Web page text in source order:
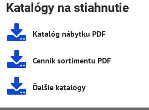
Katalógy na stiahnutie
Katalóg nábytku PDF
Cenník sortimentu PDF
Ďalšie katalógy